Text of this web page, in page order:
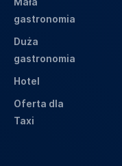
gastronomia
Duża
gastronomia
Hotel
Oferta dla
Taxi